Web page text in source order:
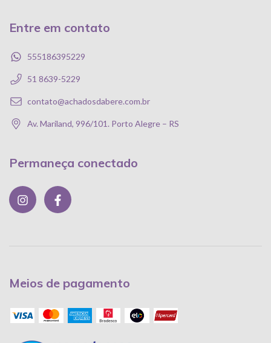
Entre em contato
555186395229
51 8639-5229
contato@achadosdabere.com.br
Av. Mariland, 996/101. Porto Alegre – RS
Permaneça conectado
Meios de pagamento